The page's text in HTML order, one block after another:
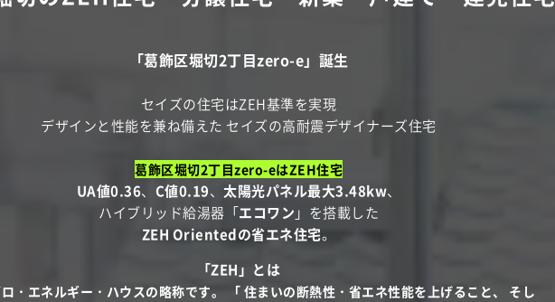
「葛飾区堀切2丁目zero-e」誕生
セイズの住宅はZEH基準を実現
デザインと性能を兼ね備えた セイズの高耐震デザイナーズ住宅
葛飾区堀切2丁目zero-eはZEH住宅
UA値0.36、 C値0.19、 太陽光パネル最大3.48kw、
ハイブリッド給湯器「エコワン 」を搭載した
ZEH Orientedの省エネ住宅。
「ZEH」とは
・エネルギー・ハウスの略称です。 「 住まいの断熱性・省エネ性能を上げること、 そし